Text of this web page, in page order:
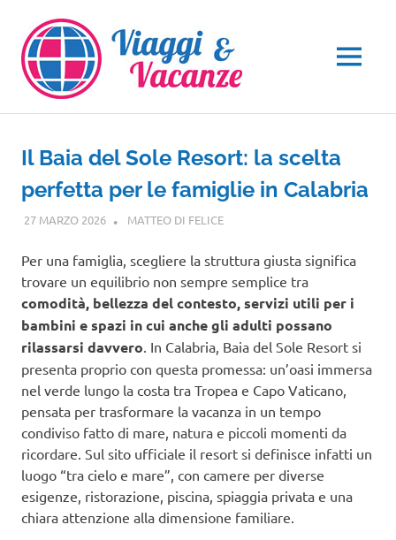
contenuto
MENU
Il Baia del Sole Resort: la scelta
perfetta per le famiglie in Calabria
27 MARZO 2026 MATTEO DI FELICECALABRIA
Per una famiglia, scegliere la struttura giusta significa
trovare un equilibrio non sempre semplice tra
comodità, bellezza del contesto, servizi utili per i
bambini e spazi in cui anche gli adulti possano
rilassarsi davvero. In Calabria, Baia del Sole Resort si
presenta proprio con questa promessa: un’oasi immersa
nel verde lungo la costa tra Tropea e Capo Vaticano,
pensata per trasformare la vacanza in un tempo
condiviso fatto di mare, natura e piccoli momenti da
ricordare. Sul sito ufficiale il resort si definisce infatti un
luogo “tra cielo e mare”, con camere per diverse
esigenze, ristorazione, piscina, spiaggia privata e una
chiara attenzione alla dimensione familiare.